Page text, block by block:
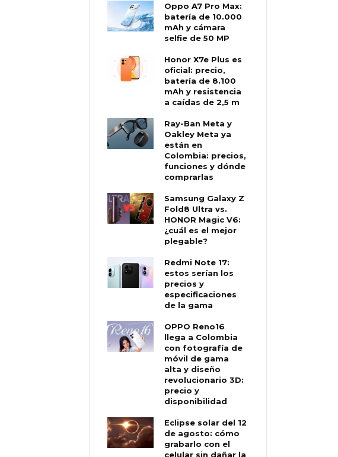
Oppo A7 Pro Max:
batería de 10.000
mAh y cámara
selfie de 50 MP
Honor X7e Plus es
oficial: precio,
batería de 8.100
mAh y resistencia
a caídas de 2,5 m
Ray-Ban Meta y
Oakley Meta ya
están en
Colombia: precios,
funciones y dónde
comprarlas
Samsung Galaxy Z
Fold8 Ultra vs.
HONOR Magic V6:
¿cuál es el mejor
plegable?
Redmi Note 17:
estos serían los
precios y
especificaciones
de la gama
OPPO Reno16
llega a Colombia
con fotografía de
móvil de gama
alta y diseño
revolucionario 3D:
precio y
disponibilidad
Eclipse solar del 12
de agosto: cómo
grabarlo con el
celular sin dañar la